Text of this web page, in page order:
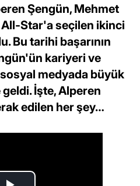
Şengün, Mehmet
Star'a seçilen ikinci
Bu tarihi başarının
kariyeri ve
medyada büyük
İşte, Alperen
edilen her şey…